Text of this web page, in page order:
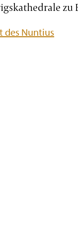
zu
des Nuntius